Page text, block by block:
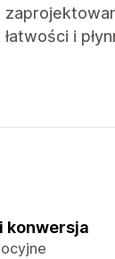
łatwości i
konwersja